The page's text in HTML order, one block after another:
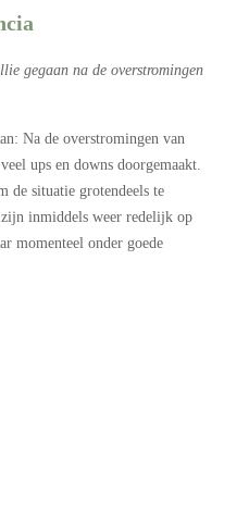
gegaan na de overstromingen
Na de overstromingen van
ups en downs doorgemaakt.
de situatie grotendeels te
inmiddels weer redelijk op
momenteel onder goede